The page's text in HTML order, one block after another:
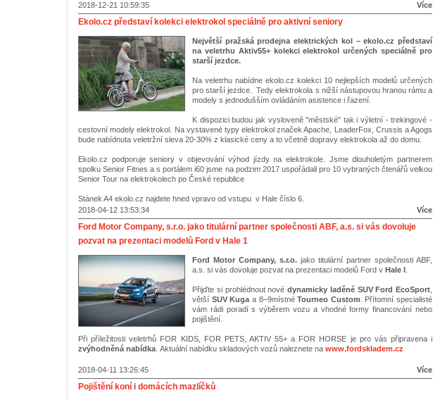
2018-12-21 10:59:35 Více
Ekolo.cz představí kolekci elektrokol speciálně pro aktivní seniory
Největší pražská prodejna elektrických kol – ekolo.cz představí
na veletrhu Aktiv55+ kolekci elektrokol určených speciálně pro
starší jezdce.
Na veletrhu nabídne ekolo.cz kolekci 10 nejlepších modelů určených
pro starší jezdce. Tedy elektrokola s nižší nástupovou hranou rámu a
modely s jednodušším ovládáním asistence i řazení.
K dispozici budou jak vysloveně "městské" tak i výletní - trekingové -
cestovní modely elektrokol. Na vystavené typy elektrokol značek Apache, LeaderFox, Crussis a Agogs
bude nabídnuta veletržní sleva 20-30% z klasické ceny a to včetně dopravy elektrokola až do domu.
Ekolo.cz podporuje seniory v objevování výhod jízdy na elektrokole. Jsme dlouholetým partnerem
spolku Senior Fitnes a s portálem i60 jsme na podzim 2017 uspořádali pro 10 vybraných čtenářů velkou
Senior Tour na elektrokolech po České republice
Stánek A4 ekolo.cz najdete hned vpravo od vstupu v Hale číslo 6.
2018-04-12 13:53:34
Více
Ford Motor Company, s.r.o. jako titulární partner společnosti ABF, a.s. si vás dovoluje
pozvat na prezentaci modelů Ford v Hale 1
Ford Motor Company, s.r.o. jako titulární partner společnosti ABF,
a.s. si vás dovoluje pozvat na prezentaci modelů Ford v Hale I
Přijďte si prohlédnout nové dynamicky laděné SUV Ford EcoSport
větší SUV Kuga a 8–9místnéTourneo Custom . Přítomní specialisté
vám rádi poradí s výběrem vozu a vhodné formy financování nebo
pojištění.
Při příležitosti veletrhů FOR KIDS, FOR PETS, AKTIV 55+ a FOR HORSE je pro vás připravena i
zvýhodněná nabídka . Aktuální nabídku skladových vozů naleznete na www.fordskladem.cz
2018-04-11 13:26:45 Více
Pojištění koní i domácích mazlíčků